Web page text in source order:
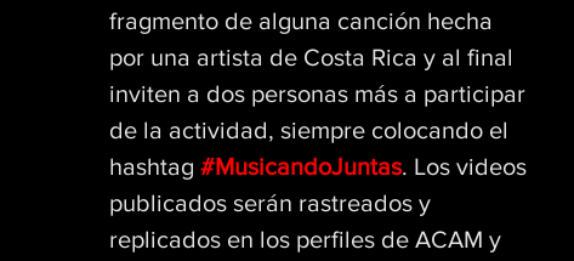
fragmento de alguna canción hecha
por una artista de Costa Rica y al final
inviten a dos personas más a participar
de la actividad, siempre colocando el
hashtag #MusicandoJuntas. Los videos
publicados serán rastreados y
replicados en los perfiles de ACAM y